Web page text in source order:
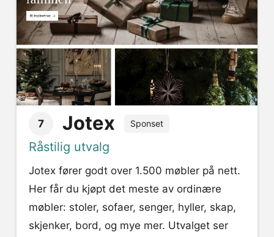
7 Jotex Sponset
Råstilig utvalg
Jotex fører godt over 1.500 møbler på nett.
Her får du kjøpt det meste av ordinære
møbler: stoler, sofaer, senger, hyller, skap,
skjenker, bord, og mye mer. Utvalget ser